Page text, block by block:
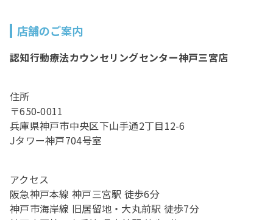
店舗のご案内
認知行動療法カウンセリングセンター神戸三宮店
住所
〒650-0011
兵庫県神戸市中央区下山手通2丁目12-6
Jタワー神戸704号室
アクセス
阪急神戸本線 神戸三宮駅 徒歩6分
神戸市海岸線 旧居留地・大丸前駅 徒歩7分